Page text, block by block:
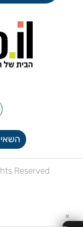
Reserved
✕